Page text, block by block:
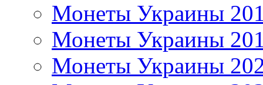
Монеты Украины
Монеты Украины
Монеты Украины